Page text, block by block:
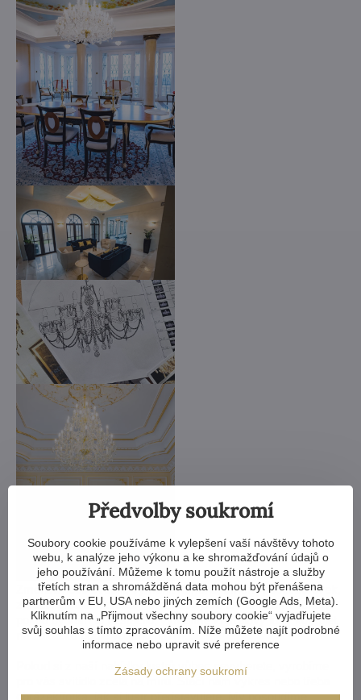
Zmenšit nebo zvětšit, vyměnit ramena, změnit počet žárovek,
zkrátit i prodloužit řetěz - možnosti jsou téměř neomezené. A
pokud by vám to nestačilo, vyrobíme křišťálový lustr komplet
na zakázku podle vašeho návrhu.
Pokud si z naší nabídky lustrů vůbec nevyberete, vyrobíme
pro vás svítidlo zcela na míru. Stačí nám výkres nebo třeba
obrázek/fotka, jak si lustr představujete. My posoudíme
Předvolby soukromí
Soubory cookie používáme k vylepšení vaší návštěvy tohoto
webu, k analýze jeho výkonu a ke shromažďování údajů o
jeho používání. Můžeme k tomu použít nástroje a služby
třetích stran a shromážděná data mohou být přenášena
partnerům v EU, USA nebo jiných zemích (Google Ads, Meta).
Kliknutím na „Přijmout všechny soubory cookie“ vyjadřujete
svůj souhlas s tímto zpracováním. Níže můžete najít podrobné
informace nebo upravit své preference
Zásady ochrany soukromí